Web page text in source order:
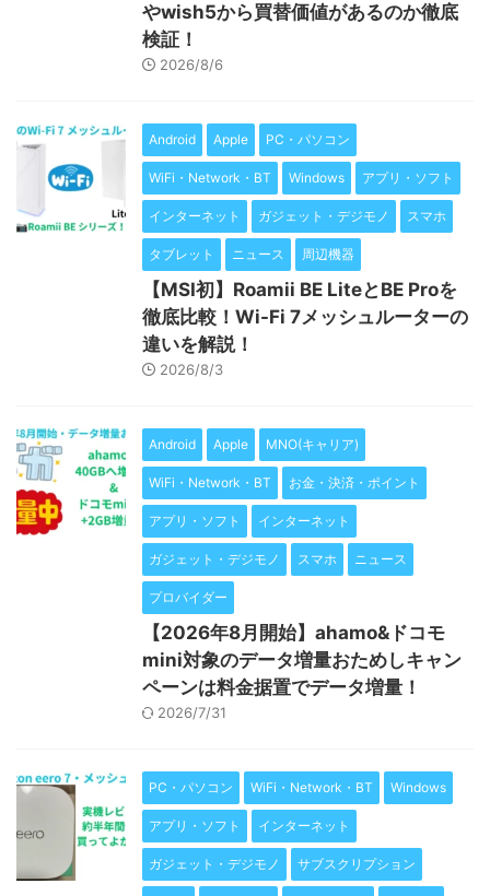
やwish5から買替価値があるのか徹底
検証！
2026/8/6
Android Apple PC・パソコン
WiFi・Network・BT Windows アプリ・ソフト
インターネット ガジェット・デジモノ スマホ
タブレット ニュース 周辺機器
【MSI初】Roamii BE LiteとBE Proを
徹底比較！Wi-Fi 7メッシュルーターの
違いを解説！
2026/8/3
Android Apple MNO(キャリア)
WiFi・Network・BT お金・決済・ポイント
アプリ・ソフト インターネット
ガジェット・デジモノ スマホ ニュース
プロバイダー
【2026年8月開始】ahamo&ドコモ
mini対象のデータ増量おためしキャン
ペーンは料金据置でデータ増量！
2026/7/31
PC・パソコン WiFi・Network・BT Windows
アプリ・ソフト インターネット
ガジェット・デジモノ サブスクリプション